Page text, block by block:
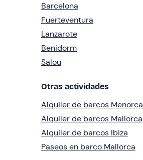
Barcelona
Fuerteventura
Lanzarote
Benidorm
Salou
Otras actividades
Alquiler de barcos Menorca
Alquiler de barcos Mallorca
Alquiler de barcos Ibiza
Paseos en barco Mallorca